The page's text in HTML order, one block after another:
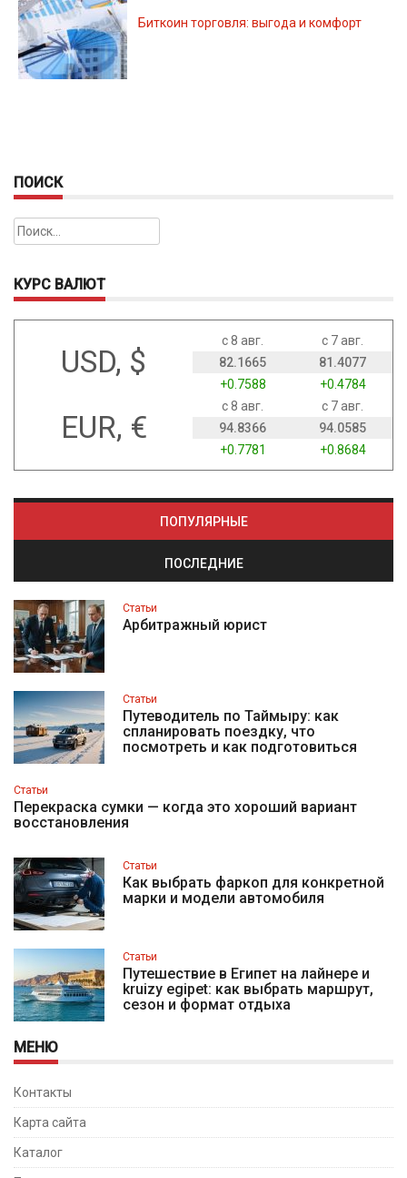
Биткоин торговля: выгода и комфорт
ПОИСК
Найти:
КУРС ВАЛЮТ
USD, $
с 8 авг.
с 7 авг.
82.1665
81.4077
+0.7588
+0.4784
EUR, €
с 8 авг.
с 7 авг.
94.8366
94.0585
+0.7781
+0.8684
ПОПУЛЯРНЫЕ
ПОСЛЕДНИЕ
Статьи
Арбитражный юрист
Статьи
Путеводитель по Таймыру: как
спланировать поездку, что
посмотреть и как подготовиться
Статьи
Перекраска сумки — когда это хороший вариант
восстановления
Статьи
Как выбрать фаркоп для конкретной
марки и модели автомобиля
Статьи
Путешествие в Египет на лайнере и
kruizy egipet: как выбрать маршрут,
сезон и формат отдыха
МЕНЮ
Контакты
Карта сайта
Каталог